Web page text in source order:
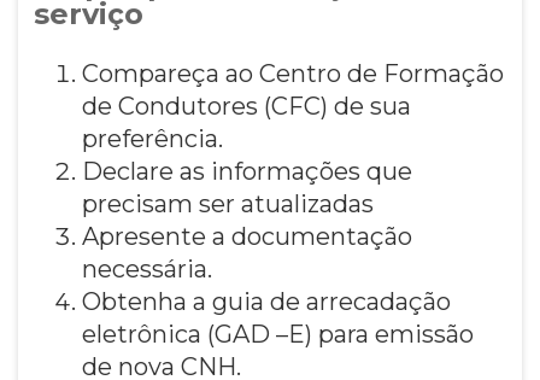
serviço
Compareça ao Centro de Formação
de Condutores (CFC) de sua
preferência.
Declare as informações que
precisam ser atualizadas
Apresente a documentação
necessária.
Obtenha a guia de arrecadação
eletrônica (GAD –E) para emissão
de nova CNH.